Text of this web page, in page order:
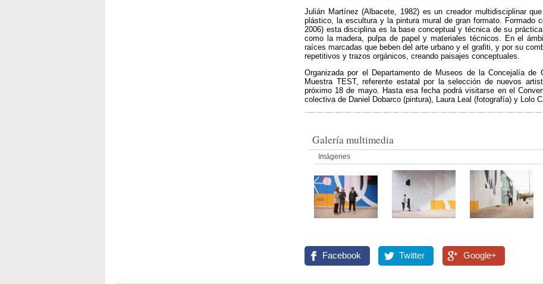
Julián Martínez (Albacete, 1982) es un creador multidisciplinar
plástico, la escultura y la pintura mural de gran formato. Formado
2006) esta disciplina es la base conceptual y técnica de su
como la madera, pulpa de papel y materiales técnicos. En el
raíces marcadas que beben del arte urbano y el grafiti, y por su
repetitivos y trazos orgánicos, creando paisajes conceptuales.
Organizada por el Departamento de Museos de la Concejalía de
Muestra TEST, referente estatal por la selección de nuevos
próximo 18 de mayo. Hasta esa fecha podrá visitarse en el
colectiva de Daniel Dobarco (pintura), Laura Leal (fotografía) y Lolo
Galería multimedia
Imágenes
Facebook Twitter Google+